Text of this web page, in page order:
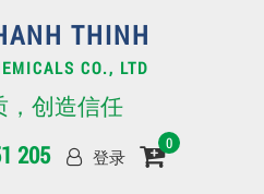
THINH
CO., LTD
，创造信任
205
登录
0